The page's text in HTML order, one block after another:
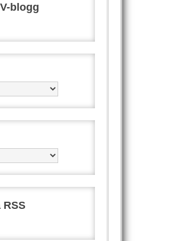
blogg
RSS